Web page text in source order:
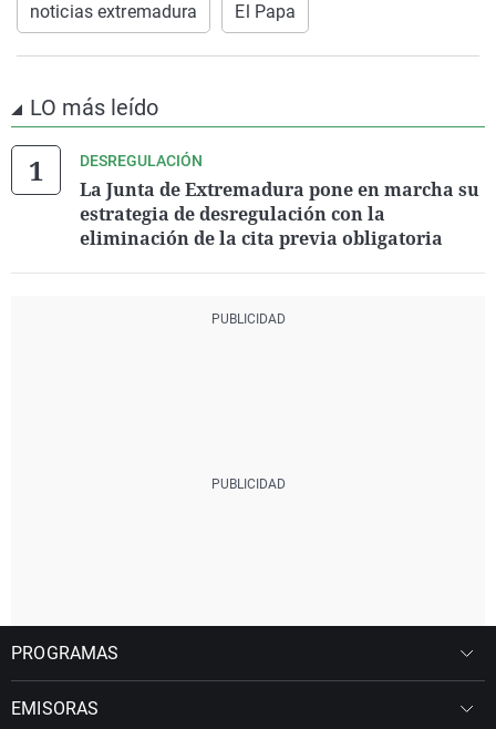
noticias extremadura El Papa
LO más leído
DESREGULACIÓN
La Junta de Extremadura pone en marcha su
estrategia de desregulación con la
eliminación de la cita previa obligatoria
PROGRAMAS
EMISORAS